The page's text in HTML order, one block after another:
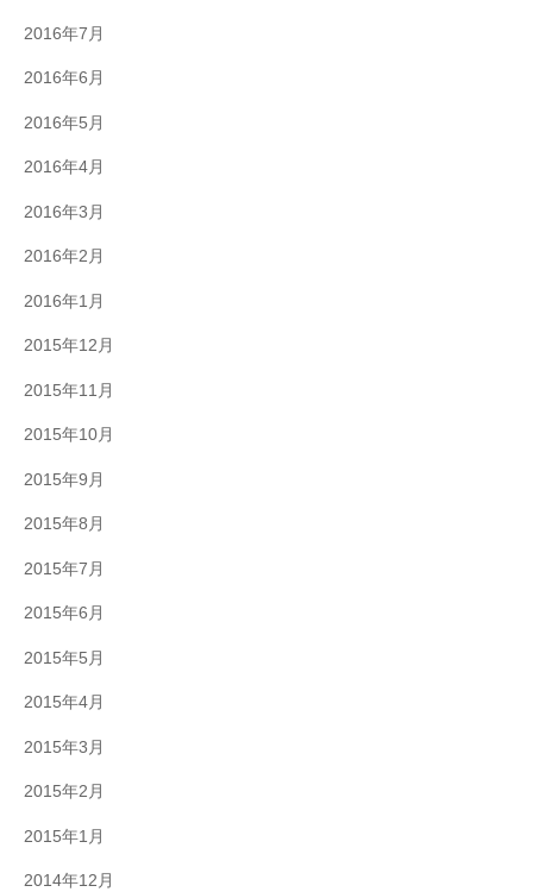
2016年7月
2016年6月
2016年5月
2016年4月
2016年3月
2016年2月
2016年1月
2015年12月
2015年11月
2015年10月
2015年9月
2015年8月
2015年7月
2015年6月
2015年5月
2015年4月
2015年3月
2015年2月
2015年1月
2014年12月